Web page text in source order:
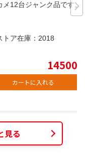
メ12台ジャンク品です。
トア在庫： 2018
14500
カートに入れる
見る